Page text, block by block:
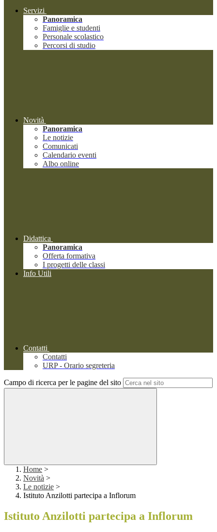
Servizi
Panoramica
Famiglie e studenti
Personale scolastico
Percorsi di studio
Novità
Panoramica
Le notizie
Comunicati
Calendario eventi
Albo online
Didattica
Panoramica
Offerta formativa
I progetti delle classi
Info Utili
Contatti
Contatti
URP - Orario segreteria
Campo di ricerca per le pagine del sito
Home >
Novità >
Le notizie >
Istituto Anzilotti partecipa a Inflorum
Istituto Anzilotti partecipa a Inflorum